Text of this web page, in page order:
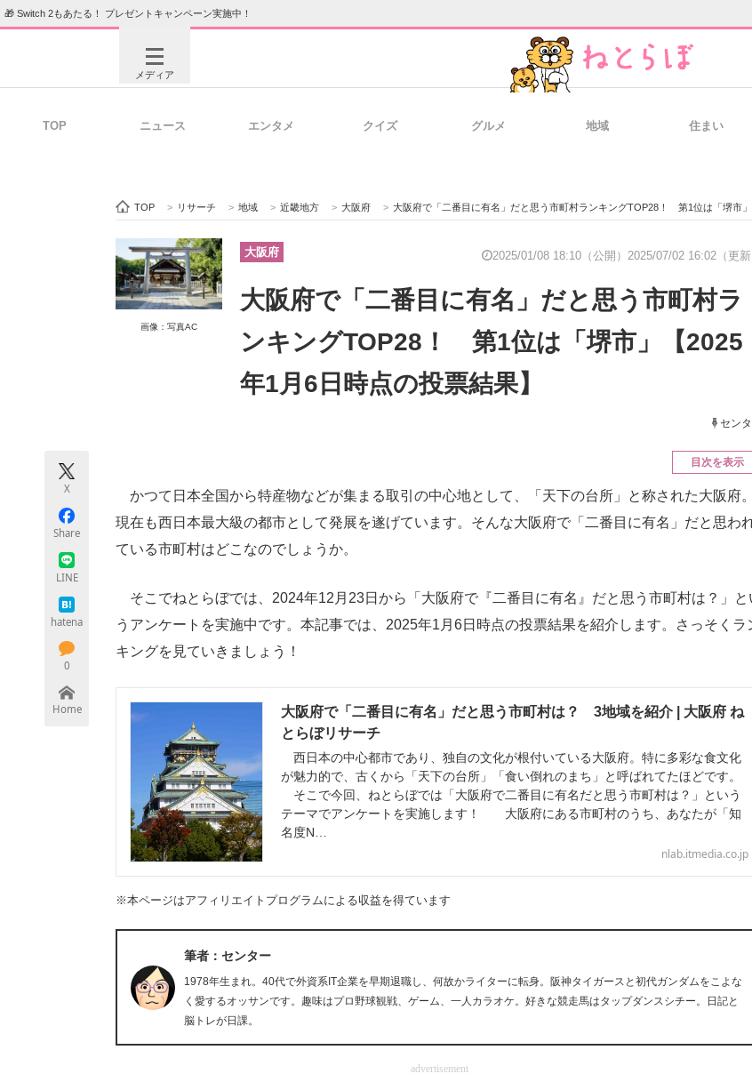
🎁 Switch 2もあたる！ プレゼントキャンペーン実施中！
メディア
ビジネスと働き方のヒント 経営
ITエンジニア向け専門サイト IT製品の技術・比較・事例 製造
エ
ちょっと気になるネットの話題
TOP ニュース エンタメ クイズ グルメ 地域 住まい
TOP > リサーチ > 地域 > 近畿地方 > 大阪府 > 大阪府で「二番目に有名」だと思う市町村ランキングTOP28！ 第1位は「堺市」【2025年1月6日時点の投票結果】
画像：写真AC
大阪府 2025/01/08 18:10（公開） 2025/07/02 16:02（更新
大阪府で「二番目に有名」だと思う市町村ラ
ンキングTOP28！ 第1位は「堺市」【2025
年1月6日時点の投票結果】
セン
X
Share
LINE
hatena
0
Home
目次を表示
かつて日本全国から特産物などが集まる取引の中心地として、「天下の台所」と称された大阪府。
現在も西日本最大級の都市として発展を遂げています。そんな大阪府で「二番目に有名」だと思わ
ている市町村はどこなのでしょうか。
そこでねとらぼでは、2024年12月23日から「大阪府で『二番目に有名』だと思う市町村は？」と
うアンケートを実施中です。本記事では、2025年1月6日時点の投票結果を紹介します。さっそくラ
キングを見ていきましょう！
大阪府で「二番目に有名」だと思う市町村は？ 3地域を紹介 | 大阪府 ね
とらぼリサーチ
西日本の中心都市であり、独自の文化が根付いている大阪府。特に多彩な食文化
が魅力的で、古くから「天下の台所」「食い倒れのまち」と呼ばれてたほどです。
そこで今回、ねとらぼでは「大阪府で二番目に有名だと思う市町村は？」という
テーマでアンケートを実施します！ 大阪府にある市町村のうち、あなたが「知
名度N…
nlab.itmedia.co.jp
※本ページはアフィリエイトプログラムによる収益を得ています
筆者：センター
1978年生まれ。40代で外資系IT企業を早期退職し、何故かライターに転身。阪神タイガースと初代ガンダムをこよな
く愛するオッサンです。趣味はプロ野球観戦、ゲーム、一人カラオケ。好きな競走馬はタップダンスシチー。日記と
脳トレが日課。
advertisement